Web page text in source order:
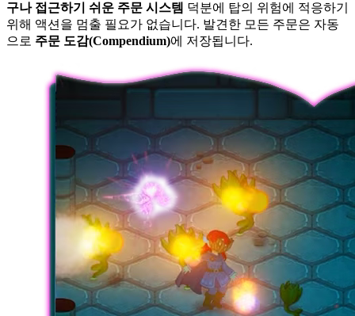
구나 접근하기 쉬운 주문 시스템 덕분에 탑의 위험에 적응하기
위해 액션을 멈출 필요가 없습니다. 발견한 모든 주문은 자동
으로 주문 도감(Compendium)에 저장됩니다.